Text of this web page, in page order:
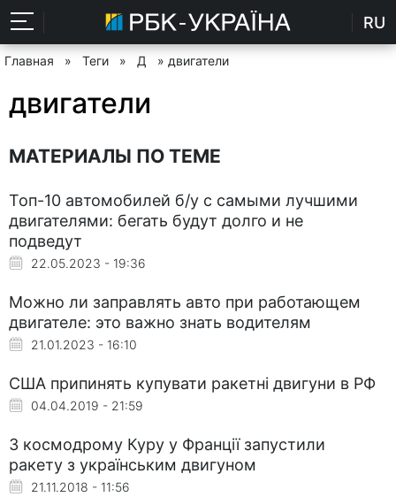
RU
Главная » Теги » Д » двигатели
двигатели
МАТЕРИАЛЫ ПО ТЕМЕ
Топ-10 автомобилей б/у с самыми лучшими
двигателями: бегать будут долго и не
подведут
22.05.2023 - 19:36
Можно ли заправлять авто при работающем
двигателе: это важно знать водителям
21.01.2023 - 16:10
США припинять купувати ракетні двигуни в РФ
04.04.2019 - 21:59
З космодрому Куру у Франції запустили
ракету з українським двигуном
21.11.2018 - 11:56